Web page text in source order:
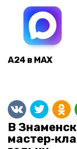
А24 в MAX
В